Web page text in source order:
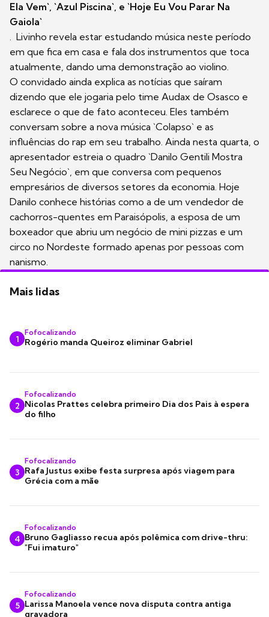
Ela Vem`, `Azul Piscina`, e `Hoje Eu Vou Parar Na
Gaiola`
. Livinho revela estar estudando música neste período
em que fica em casa e fala dos instrumentos que toca
atualmente, dando uma demonstração ao violino.
O convidado ainda explica as notícias que saíram
dizendo que ele jogaria pelo time Audax de Osasco e
esclarece o que de fato aconteceu. Eles também
conversam sobre a nova música `Colapso` e as
influências do rap em seu trabalho. Ainda nesta quarta, o
apresentador estreia o quadro `Danilo Gentili Mostra
Seu Negócio`, em que conversa com pequenos
empresários de diversos setores da economia. Hoje
Danilo conhece histórias como a de um vendedor de
cachorros-quentes em Paraisópolis, a esposa de um
boxeador que abriu um negócio de mini pizzas e um
circo no Nordeste formado apenas por pessoas com
nanismo.
Mais lidas
1
Fofocalizando
Rogério manda Queiroz eliminar Gabriel
2
Fofocalizando
Nicolas Prattes celebra primeiro Dia dos Pais à espera
do filho
3
Fofocalizando
Rafa Justus exibe festa surpresa após viagem para
Grécia com a mãe
4
Fofocalizando
Bruno Gagliasso recua após polêmica com drive-thru:
"Fui imaturo"
5
Fofocalizando
Larissa Manoela vence nova disputa contra antiga
gravadora